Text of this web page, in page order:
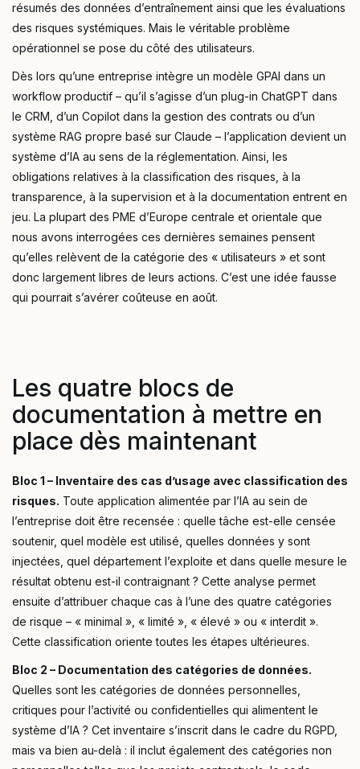
résumés des données d’entraînement ainsi que les évaluations
des risques systémiques. Mais le véritable problème
opérationnel se pose du côté des utilisateurs.
Dès lors qu’une entreprise intègre un modèle GPAI dans un
workflow productif – qu’il s’agisse d’un plug-in ChatGPT dans
le CRM, d’un Copilot dans la gestion des contrats ou d’un
système RAG propre basé sur Claude – l’application devient un
système d’IA au sens de la réglementation. Ainsi, les
obligations relatives à la classification des risques, à la
transparence, à la supervision et à la documentation entrent en
jeu. La plupart des PME d’Europe centrale et orientale que
nous avons interrogées ces dernières semaines pensent
qu’elles relèvent de la catégorie des « utilisateurs » et sont
donc largement libres de leurs actions. C’est une idée fausse
qui pourrait s’avérer coûteuse en août.
Les quatre blocs de
documentation à mettre en
place dès maintenant
Bloc 1 – Inventaire des cas d’usage avec classification des
risques. Toute application alimentée par l’IA au sein de
l’entreprise doit être recensée : quelle tâche est-elle censée
soutenir, quel modèle est utilisé, quelles données y sont
injectées, quel département l’exploite et dans quelle mesure le
résultat obtenu est-il contraignant ? Cette analyse permet
ensuite d’attribuer chaque cas à l’une des quatre catégories
de risque – « minimal », « limité », « élevé » ou « interdit ».
Cette classification oriente toutes les étapes ultérieures.
Bloc 2 – Documentation des catégories de données.
Quelles sont les catégories de données personnelles,
critiques pour l’activité ou confidentielles qui alimentent le
système d’IA ? Cet inventaire s’inscrit dans le cadre du RGPD,
mais va bien au-delà : il inclut également des catégories non